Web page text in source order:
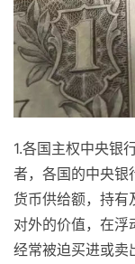
1.各国主权中央银
者，各国的中央银
货币供给额，持有
对外的价值，在浮
经常被迫买进或卖